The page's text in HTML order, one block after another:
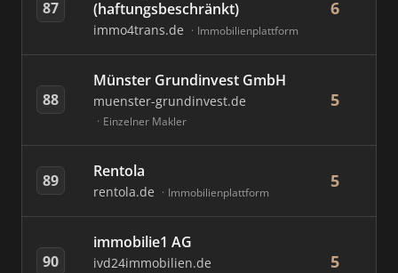
87
(haftungsbeschränkt)
immo4trans.de Immobilienplattform
6
88
Münster Grundinvest GmbH
muenster-grundinvest.de
Einzelner Makler
5
89 Rentola
rentola.de Immobilienplattform
5
90
immobilie1 AG
ivd24immobilien.de 5